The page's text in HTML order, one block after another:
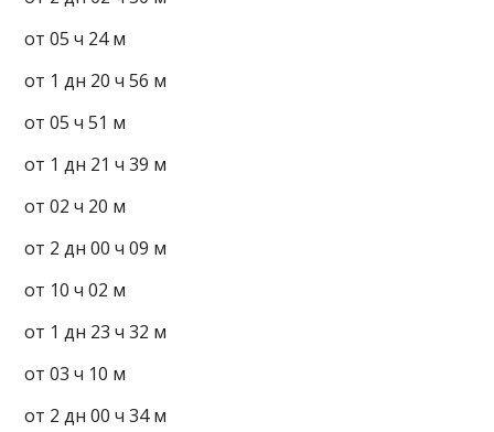
от 05 ч 24 м
от 1 дн 20 ч 56 м
от 05 ч 51 м
от 1 дн 21 ч 39 м
от 02 ч 20 м
от 2 дн 00 ч 09 м
от 10 ч 02 м
от 1 дн 23 ч 32 м
от 03 ч 10 м
от 2 дн 00 ч 34 м